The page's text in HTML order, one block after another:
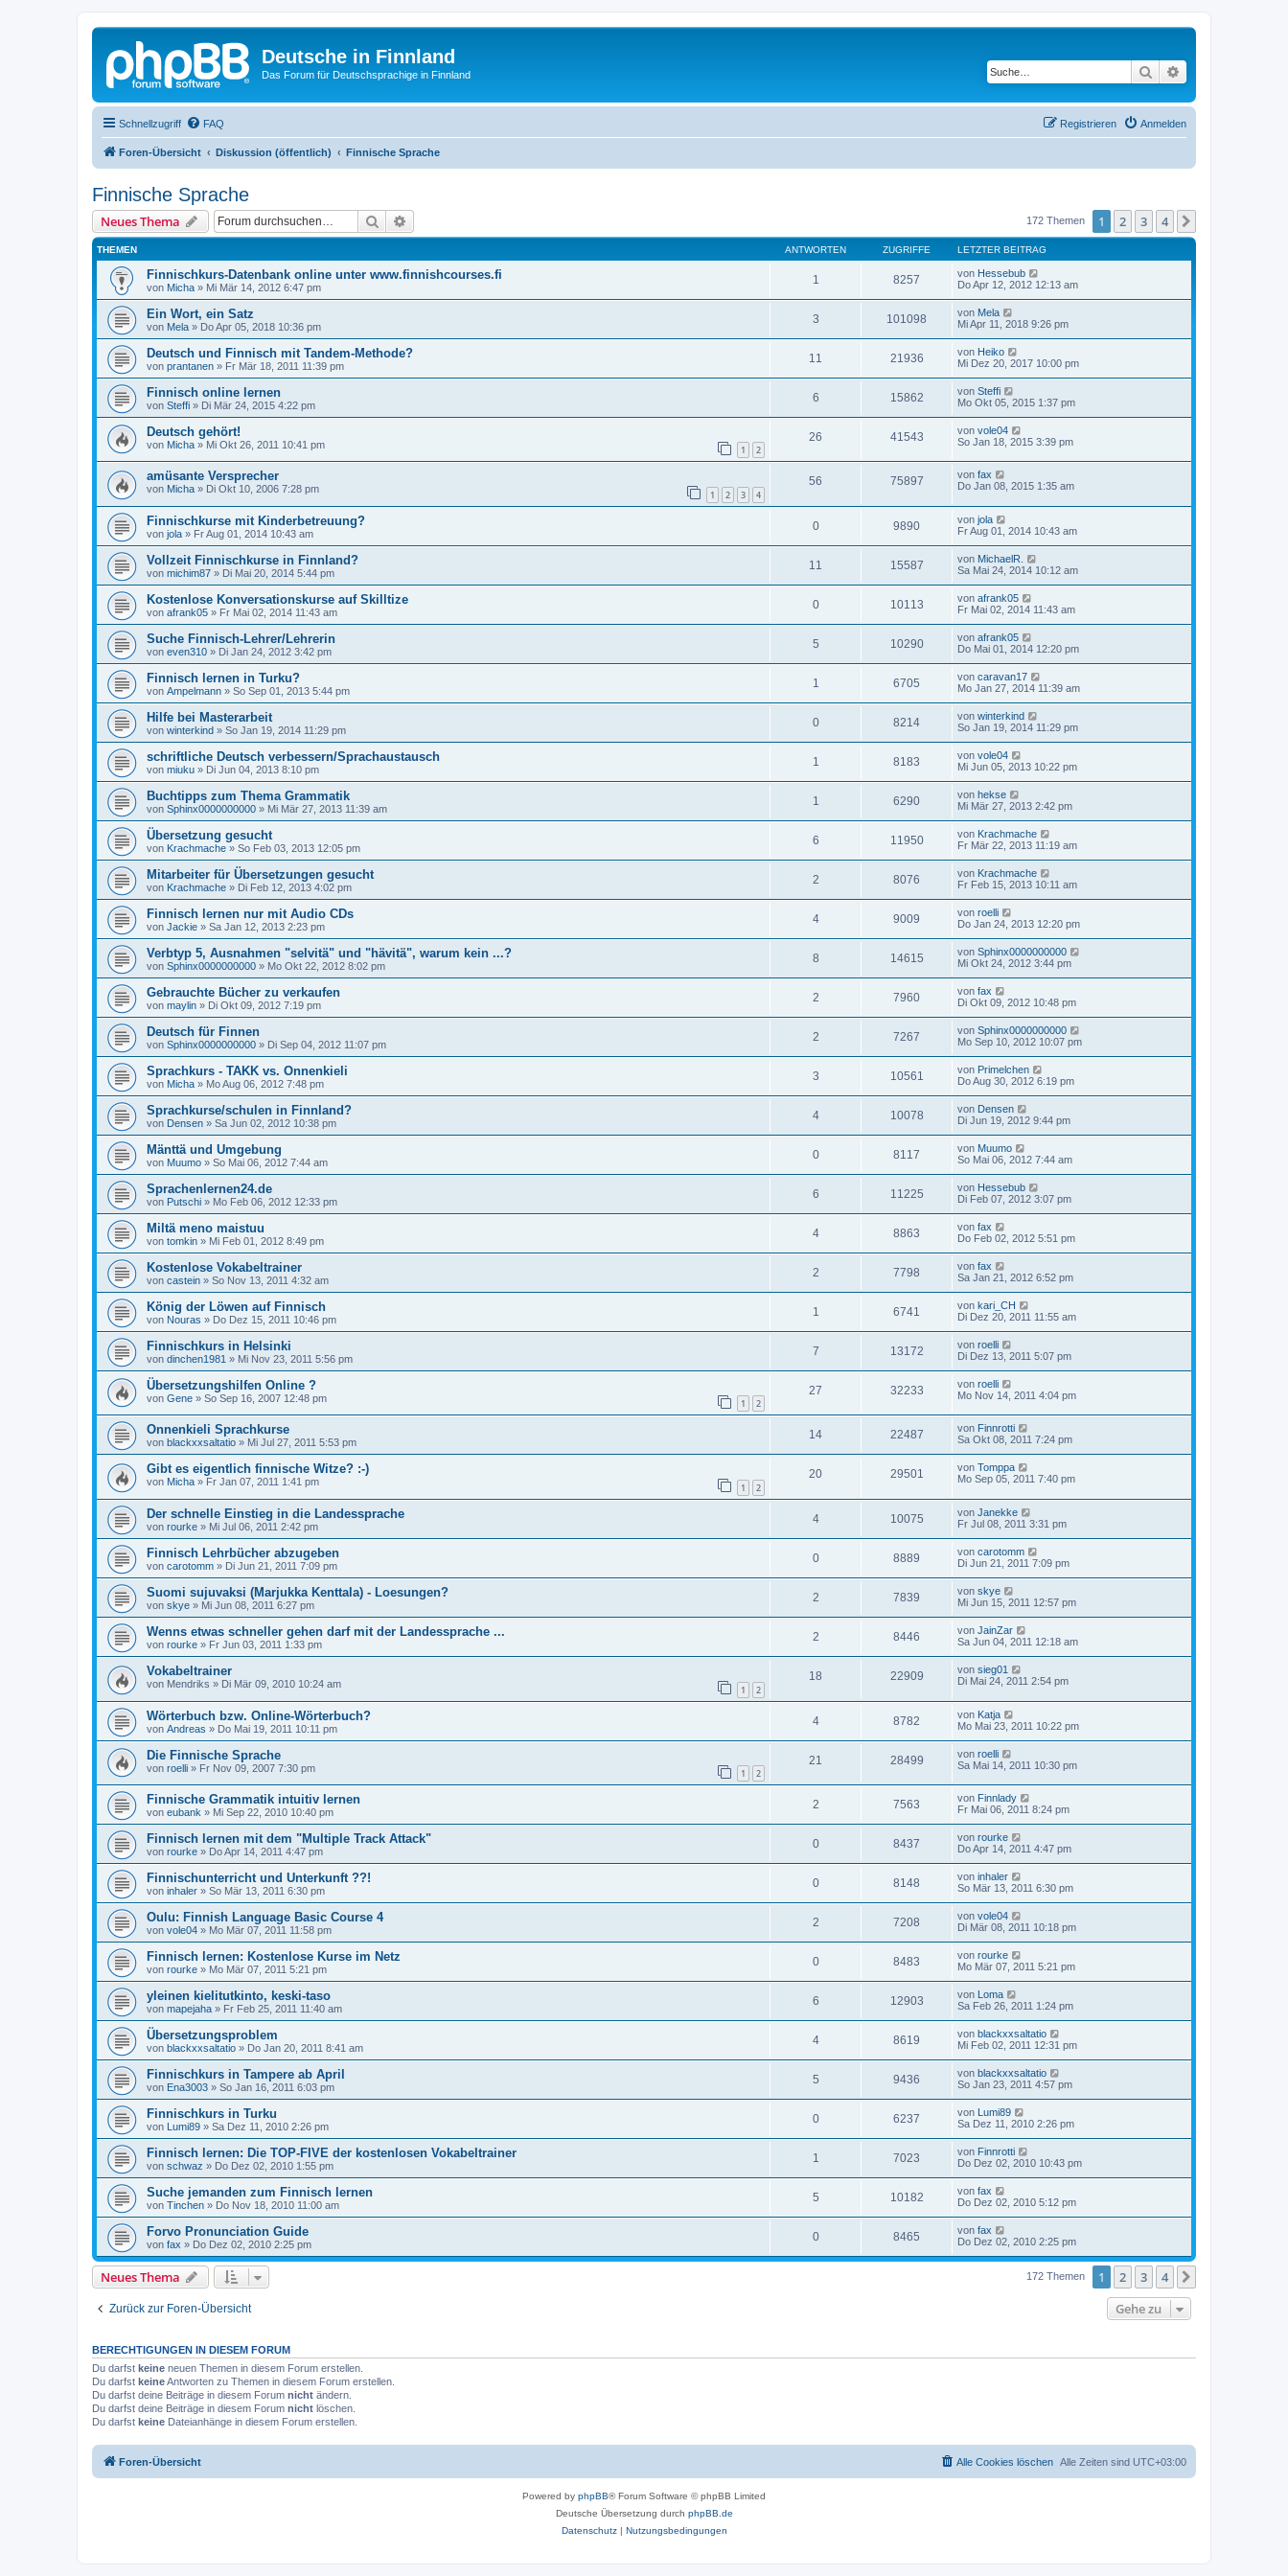
Deutsche in Finnland
Das Forum für Deutschsprachige in Finnland Suche
Schnellzugriff FAQ Anmelden
Registrieren
Foren-Übersicht Diskussion (öffentlich) Finnische Sprache
Finnische Sprache
Neues Thema Suche 172 Themen 1 2 3 4
THEMEN ANTWORTEN ZUGRIFFE LETZTER BEITRAG
Finnischkurs-Datenbank online unter www.finnishcourses.fi
von Micha » Mi Mär 14, 2012 6:47 pm
1 8257 von Hessebub
Do Apr 12, 2012 12:13 am
Ein Wort, ein Satz
von Mela » Do Apr 05, 2018 10:36 pm
3 101098 von Mela
Mi Apr 11, 2018 9:26 pm
Deutsch und Finnisch mit Tandem-Methode?
von prantanen » Fr Mär 18, 2011 11:39 pm
11 21936 von Heiko
Mi Dez 20, 2017 10:00 pm
Finnisch online lernen
von Steffi » Di Mär 24, 2015 4:22 pm
6 15862 von Steffi
Mo Okt 05, 2015 1:37 pm
Deutsch gehört!
von Micha » Mi Okt 26, 2011 10:41 pm 1 2
26 41543 von vole04
So Jan 18, 2015 3:39 pm
amüsante Versprecher
von Micha » Di Okt 10, 2006 7:28 pm 1 2 3 4
56 75897 von fax
Do Jan 08, 2015 1:35 am
Finnischkurse mit Kinderbetreuung?
von jola » Fr Aug 01, 2014 10:43 am
0 9890 von jola
Fr Aug 01, 2014 10:43 am
Vollzeit Finnischkurse in Finnland?
von michim87 » Di Mai 20, 2014 5:44 pm
11 15587 von MichaelR.
Sa Mai 24, 2014 10:12 am
Kostenlose Konversationskurse auf Skilltize
von afrank05 » Fr Mai 02, 2014 11:43 am
0 10113 von afrank05
Fr Mai 02, 2014 11:43 am
Suche Finnisch-Lehrer/Lehrerin
von even310 » Di Jan 24, 2012 3:42 pm
5 10290 von afrank05
Do Mai 01, 2014 12:20 pm
Finnisch lernen in Turku?
von Ampelmann » So Sep 01, 2013 5:44 pm
1 6705 von caravan17
Mo Jan 27, 2014 11:39 am
Hilfe bei Masterarbeit
von winterkind » So Jan 19, 2014 11:29 pm
0 8214 von winterkind
So Jan 19, 2014 11:29 pm
schriftliche Deutsch verbessern/Sprachaustausch
von miuku » Di Jun 04, 2013 8:10 pm
1 8183 von vole04
Mi Jun 05, 2013 10:22 pm
Buchtipps zum Thema Grammatik
von Sphinx0000000000 » Mi Mär 27, 2013 11:39 am
1 6290 von hekse
Mi Mär 27, 2013 2:42 pm
Übersetzung gesucht
von Krachmache » So Feb 03, 2013 12:05 pm
6 11950 von Krachmache
Fr Mär 22, 2013 11:19 am
Mitarbeiter für Übersetzungen gesucht
von Krachmache » Di Feb 12, 2013 4:02 pm
2 8076 von Krachmache
Fr Feb 15, 2013 10:11 am
Finnisch lernen nur mit Audio CDs
von Jackie » Sa Jan 12, 2013 2:23 pm
4 9009 von roelli
Do Jan 24, 2013 12:20 pm
Verbtyp 5, Ausnahmen "selvitä" und "hävitä", warum kein ...?
von Sphinx0000000000 » Mo Okt 22, 2012 8:02 pm
8 14615 von Sphinx0000000000
Mi Okt 24, 2012 3:44 pm
Gebrauchte Bücher zu verkaufen
von maylin » Di Okt 09, 2012 7:19 pm
2 7960 von fax
Di Okt 09, 2012 10:48 pm
Deutsch für Finnen
von Sphinx0000000000 » Di Sep 04, 2012 11:07 pm
2 7267 von Sphinx0000000000
Mo Sep 10, 2012 10:07 pm
Sprachkurs - TAKK vs. Onnenkieli
von Micha » Mo Aug 06, 2012 7:48 pm
3 10561 von Primelchen
Do Aug 30, 2012 6:19 pm
Sprachkurse/schulen in Finnland?
von Densen » Sa Jun 02, 2012 10:38 pm
4 10078 von Densen
Di Jun 19, 2012 9:44 pm
Mänttä und Umgebung
von Muumo » So Mai 06, 2012 7:44 am
0 8117 von Muumo
So Mai 06, 2012 7:44 am
Sprachenlernen24.de
von Putschi » Mo Feb 06, 2012 12:33 pm
6 11225 von Hessebub
Di Feb 07, 2012 3:07 pm
Miltä meno maistuu
von tomkin » Mi Feb 01, 2012 8:49 pm
4 8863 von fax
Do Feb 02, 2012 5:51 pm
Kostenlose Vokabeltrainer
von castein » So Nov 13, 2011 4:32 am
2 7798 von fax
Sa Jan 21, 2012 6:52 pm
König der Löwen auf Finnisch
von Nouras » Do Dez 15, 2011 10:46 pm
1 6741 von kari_CH
Di Dez 20, 2011 11:55 am
Finnischkurs in Helsinki
von dinchen1981 » Mi Nov 23, 2011 5:56 pm
7 13172 von roelli
Di Dez 13, 2011 5:07 pm
Übersetzungshilfen Online ?
von Gene » So Sep 16, 2007 12:48 pm 1 2
27 32233 von roelli
Mo Nov 14, 2011 4:04 pm
Onnenkieli Sprachkurse
von blackxxsaltatio » Mi Jul 27, 2011 5:53 pm
14 22487 von Finnrotti
Sa Okt 08, 2011 7:24 pm
Gibt es eigentlich finnische Witze? :-)
von Micha » Fr Jan 07, 2011 1:41 pm 1 2
20 29501 von Tomppa
Mo Sep 05, 2011 7:40 pm
Der schnelle Einstieg in die Landessprache
von rourke » Mi Jul 06, 2011 2:42 pm
4 10075 von Janekke
Fr Jul 08, 2011 3:31 pm
Finnisch Lehrbücher abzugeben
von carotomm » Di Jun 21, 2011 7:09 pm
0 8889 von carotomm
Di Jun 21, 2011 7:09 pm
Suomi sujuvaksi (Marjukka Kenttala) - Loesungen?
von skye » Mi Jun 08, 2011 6:27 pm
2 7839 von skye
Mi Jun 15, 2011 12:57 pm
Wenns etwas schneller gehen darf mit der Landessprache ...
von rourke » Fr Jun 03, 2011 1:33 pm
2 8446 von JainZar
Sa Jun 04, 2011 12:18 am
Vokabeltrainer
von Mendriks » Di Mär 09, 2010 10:24 am 1 2
18 22909 von sieg01
Di Mai 24, 2011 2:54 pm
Wörterbuch bzw. Online-Wörterbuch?
von Andreas » Do Mai 19, 2011 10:11 pm
4 8782 von Katja
Mo Mai 23, 2011 10:22 pm
Die Finnische Sprache
von roelli » Fr Nov 09, 2007 7:30 pm 1 2
21 28499 von roelli
Sa Mai 14, 2011 10:30 pm
Finnische Grammatik intuitiv lernen
von eubank » Mi Sep 22, 2010 10:40 pm
2 7563 von Finnlady
Fr Mai 06, 2011 8:24 pm
Finnisch lernen mit dem "Multiple Track Attack"
von rourke » Do Apr 14, 2011 4:47 pm
0 8437 von rourke
Do Apr 14, 2011 4:47 pm
Finnischunterricht und Unterkunft ??!
von inhaler » So Mär 13, 2011 6:30 pm
0 8148 von inhaler
So Mär 13, 2011 6:30 pm
Oulu: Finnish Language Basic Course 4
von vole04 » Mo Mär 07, 2011 11:58 pm
2 7208 von vole04
Di Mär 08, 2011 10:18 pm
Finnisch lernen: Kostenlose Kurse im Netz
von rourke » Mo Mär 07, 2011 5:21 pm
0 8483 von rourke
Mo Mär 07, 2011 5:21 pm
yleinen kielitutkinto, keski-taso
von mapejaha » Fr Feb 25, 2011 11:40 am
6 12903 von
Loma
Sa Feb 26, 2011 1:24 pm
Übersetzungsproblem
von blackxxsaltatio » Do Jan 20, 2011 8:41 am
4 8619 von blackxxsaltatio
Mi Feb 02, 2011 12:31 pm
Finnischkurs in Tampere ab April
von Ena3003 » So Jan 16, 2011 6:03 pm
5 9436 von blackxxsaltatio
So Jan 23, 2011 4:57 pm
Finnischkurs in Turku
von Lumi89 » Sa Dez 11, 2010 2:26 pm
0 6237 von
Lumi89
Sa Dez 11, 2010 2:26 pm
Finnisch lernen: Die TOP-FIVE der kostenlosen Vokabeltrainer
von schwaz » Do Dez 02, 2010 1:55 pm
1 7023 von Finnrotti
Do Dez 02, 2010 10:43 pm
Suche jemanden zum Finnisch lernen
von Tinchen » Do Nov 18, 2010 11:00 am
5 10182 von fax
Do Dez 02, 2010 5:12 pm
Forvo Pronunciation Guide
von fax » Do Dez 02, 2010 2:25 pm
0 8465 von fax
Do Dez 02, 2010 2:25 pm
Neues Thema 172 Themen 1 2 3 4
Zurück zur Foren-Übersicht Gehe zu
BERECHTIGUNGEN IN DIESEM FORUM
Du darfst keine neuen Themen in diesem Forum erstellen.
Du darfst keineAntworten zu Themen in diesem Forum erstellen.
Du darfst deine Beiträge in diesem Forum nicht ändern.
Du darfst deine Beiträge in diesem Forum nicht löschen.
Du darfst keine Dateianhänge in diesem Forum erstellen.
Foren-Übersicht Alle Zeiten sind UTC+03:00
Alle Cookies löschen
Powered by phpBB® Forum Software © phpBB Limited
Deutsche Übersetzung durch phpBB.de
Datenschutz| Nutzungsbedingungen